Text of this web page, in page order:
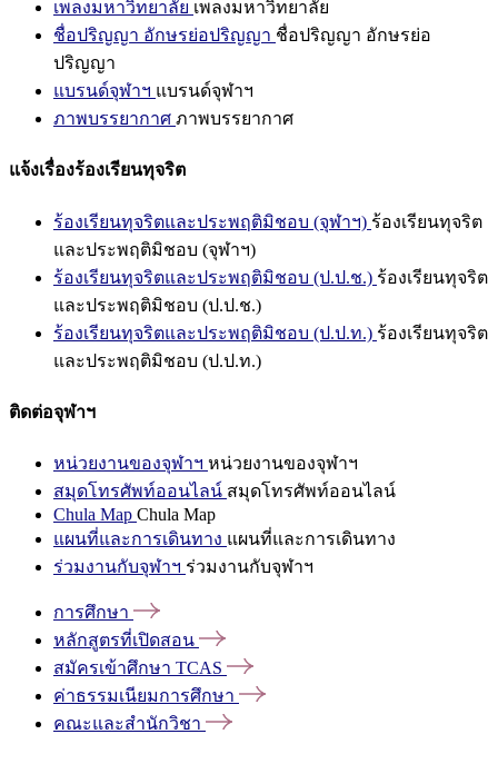
เพลงมหาวิทยาลัย เพลงมหาวิทยาลัย
ชื่อปริญญา อักษรย่อปริญญา ชื่อปริญญา อักษรย่อ
ปริญญา
แบรนด์จุฬาฯ แบรนด์จุฬาฯ
ภาพบรรยากาศ ภาพบรรยากาศ
แจ้งเรื่องร้องเรียนทุจริต
ร้องเรียนทุจริตและประพฤติมิชอบ (จุฬาฯ) ร้องเรียนทุจริต
และประพฤติมิชอบ (จุฬาฯ)
ร้องเรียนทุจริตและประพฤติมิชอบ (ป.ป.ช.) ร้องเรียนทุจริต
และประพฤติมิชอบ (ป.ป.ช.)
ร้องเรียนทุจริตและประพฤติมิชอบ (ป.ป.ท.) ร้องเรียนทุจริต
และประพฤติมิชอบ (ป.ป.ท.)
ติดต่อจุฬาฯ
หน่วยงานของจุฬาฯ หน่วยงานของจุฬาฯ
สมุดโทรศัพท์ออนไลน์ สมุดโทรศัพท์ออนไลน์
Chula Map Chula Map
แผนที่และการเดินทาง แผนที่และการเดินทาง
ร่วมงานกับจุฬาฯ ร่วมงานกับจุฬาฯ
การศึกษา
หลักสูตรที่เปิดสอน
สมัครเข้าศึกษา TCAS
ค่าธรรมเนียมการศึกษา
คณะและสำนักวิชา